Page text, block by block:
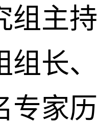
组主
组长
专家